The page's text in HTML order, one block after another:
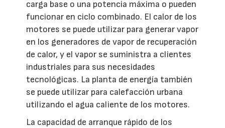
carga base o una potencia máxima o pueden
funcionar en ciclo combinado. El calor de los
motores se puede utilizar para generar vapor
en los generadores de vapor de recuperación
de calor, y el vapor se suministra a clientes
industriales para sus necesidades
tecnológicas. La planta de energía también
se puede utilizar para calefacción urbana
utilizando el agua caliente de los motores.
La capacidad de arranque rápido de los